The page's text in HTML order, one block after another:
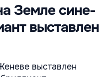
Земле сине-
выставлен
выставлен